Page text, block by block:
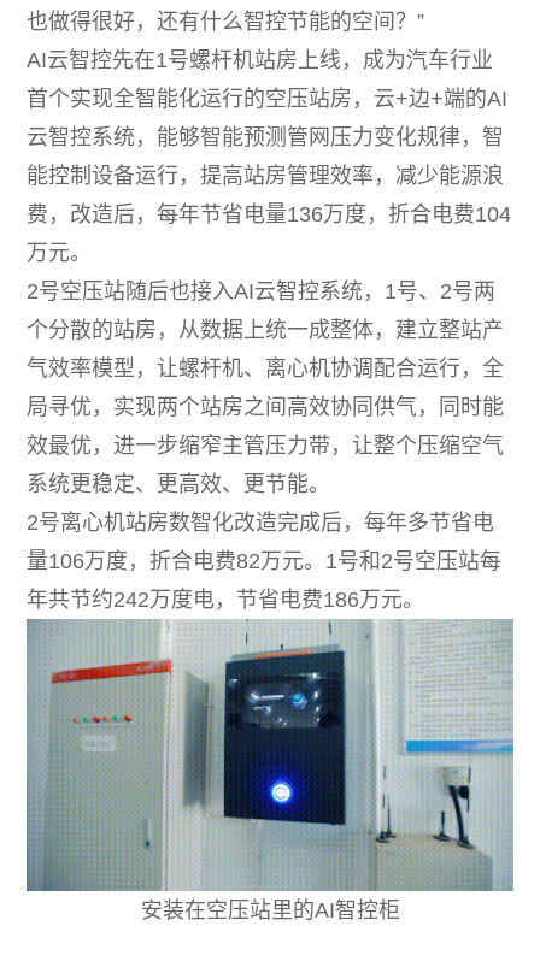
也做得很好，还有什么智控节能的空间？”
AI云智控先在1号螺杆机站房上线，成为汽车行业
首个实现全智能化运行的空压站房，云+边+端的AI
云智控系统，能够智能预测管网压力变化规律，智
能控制设备运行，提高站房管理效率，减少能源浪
费，改造后，每年节省电量136万度，折合电费104
万元。
2号空压站随后也接入AI云智控系统，1号、2号两
个分散的站房，从数据上统一成整体，建立整站产
气效率模型，让螺杆机、离心机协调配合运行，全
局寻优，实现两个站房之间高效协同供气，同时能
效最优，进一步缩窄主管压力带，让整个压缩空气
系统更稳定、更高效、更节能。
2号离心机站房数智化改造完成后，每年多节省电
量106万度，折合电费82万元。1号和2号空压站每
年共节约242万度电，节省电费186万元。
安装在空压站里的AI智控柜